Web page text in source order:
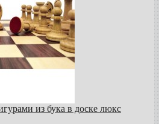
из бука в доске люкс